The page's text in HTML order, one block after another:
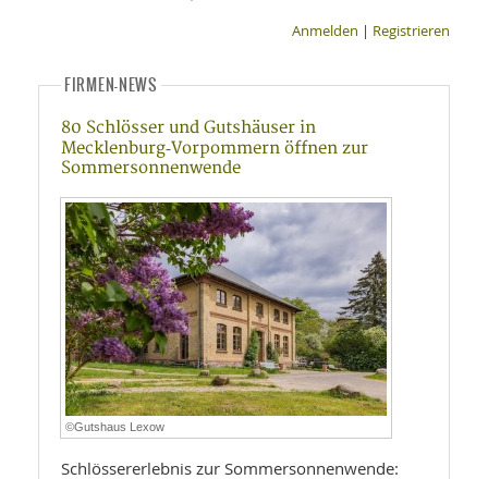
Anmelden | Registrieren
FIRMEN-NEWS
80 Schlösser und Gutshäuser in
Mecklenburg‑Vorpommern öffnen zur
Sommersonnenwende
©Gutshaus Lexow
Schlössererlebnis zur Sommersonnenwende: